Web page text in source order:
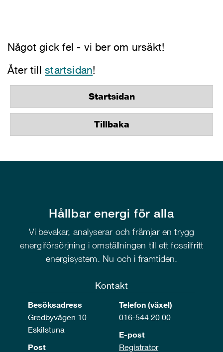
Något gick fel - vi ber om ursäkt!
Åter tillstartsidan!
Startsidan
Tillbaka
Hållbar energi för alla
Vi bevakar, analyserar och främjar en trygg
energiförsörjning i omställningen till ett fossilfritt
energisystem. Nu och i framtiden.
Kontakt
Besöksadress
Gredbyvägen 10
Eskilstuna
Post
Telefon (växel)
016-544 20 00
E-post
Registrator